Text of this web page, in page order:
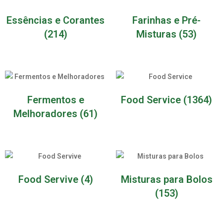
Essências e Corantes
(214)
Farinhas e Pré-
Misturas (53)
Fermentos e
Melhoradores (61)
Food Service (1364)
Food Servive (4)
Misturas para Bolos
(153)